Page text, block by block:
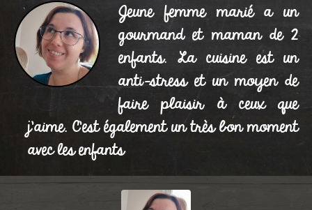
Jeune femme marié a un
gourmand et maman de 2
enfants. La cuisine est un
anti-stress et un moyen de
faire plaisir à ceux que
j'aime. C'est également un très bon moment
avec les enfants